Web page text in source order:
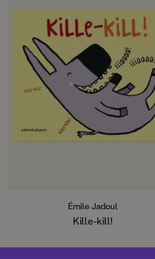
Det är kul att kittlas!
Kille-kill är en pekbok med flikar
och en massa tokiga, kittliga djur:
Kille-kill!
Vem blir killad på snurr-svansen?
Jo, grisen Rulle. Grymt!
Vem blir killad på klorna?
Jo, hönan Kicki.
Kille-kill! Sluta kittlas, mina
Émile Jadoul
Kille-kill!